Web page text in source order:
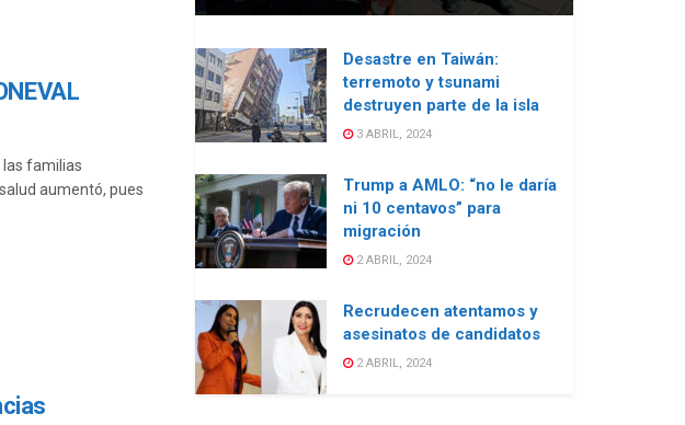
las familias
aumentó, pues
Desastre en Taiwán:
terremoto y tsunami
destruyen parte de la isla
3 ABRIL, 2024
Trump a AMLO: “no le daría
ni 10 centavos” para
migración
2 ABRIL, 2024
Recrudecen atentamos y
asesinatos de candidatos
2 ABRIL, 2024